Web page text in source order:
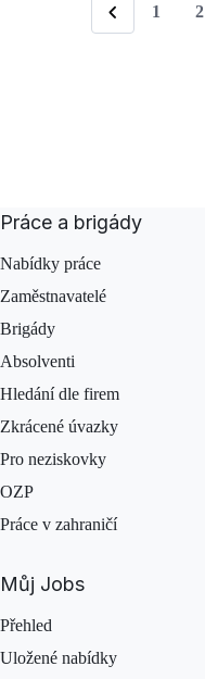
Předchozí
1 2
Práce a brigády
Nabídky práce
Zaměstnavatelé
Brigády
Absolventi
Hledání dle firem
Zkrácené úvazky
Pro neziskovky
OZP
Práce v zahraničí
Můj Jobs
Přehled
Uložené nabídky